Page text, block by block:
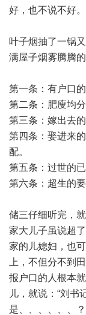
好，也不说不好。
叶子烟抽了一锅
满屋子烟雾腾腾的
第一条：有户口的
第二条：肥廋均分
第三条：嫁出去
第四条：娶进来
配。
第五条：过世的
第六条：超生的要
储三仔细听完，
家大儿子虽说超
家的儿媳妇，也
上，不但分不到
报户口的人根本
儿，就说：“刘书
是、、、、、、